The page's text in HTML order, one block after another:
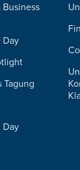
Business
Day
Tagung
Day